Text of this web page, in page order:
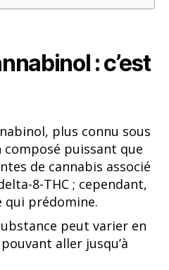
: c’est
plus connu sous
composé puissant que
de cannabis associé
8-THC ; cependant,
qui prédomine.
peut varier en
aller jusqu’à